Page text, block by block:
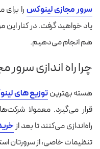
سرور مجازی لینوکس
هم انجام می‌دهیم.
چرا راه اندازی
هسته بهترینتوزیع های
قرار می‌گیرد. معمولا
راه‌اندازی می‌کنند تا بعد از
تنظیمات خاصی، از سرورتان